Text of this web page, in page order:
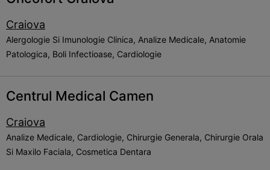
Craiova
Alergologie Si Imunologie Clinica, Analize Medicale, Anatomie
Patologica, Boli Infectioase, Cardiologie
Centrul Medical Camen
Craiova
Analize Medicale, Cardiologie, Chirurgie Generala, Chirurgie Orala
Si Maxilo Faciala, Cosmetica Dentara